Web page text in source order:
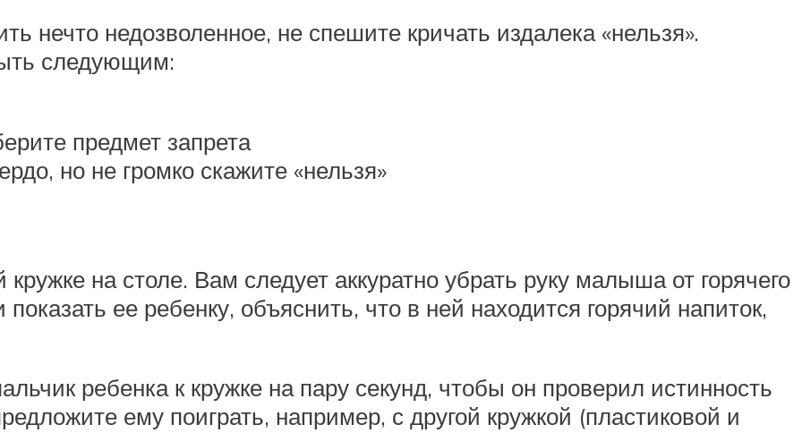
нечто недозволенное, не спешите кричать издалека «нельзя».
следующим:
предмет запрета
но не громко скажите «нельзя»
на столе. Вам следует аккуратно убрать руку малыша от горячего
ее ребенку, объяснить, что в ней находится горячий напиток,
ребенка к кружке на пару секунд, чтобы он проверил истинность
ему поиграть, например, с другой кружкой (пластиковой и